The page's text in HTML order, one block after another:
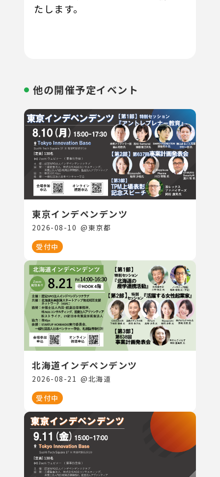
たします。
他の開催予定イベント
東京インデペンデンツ
2026-08-10 @東京都
受付中
北海道インデペンデンツ
2026-08-21 @北海道
受付中